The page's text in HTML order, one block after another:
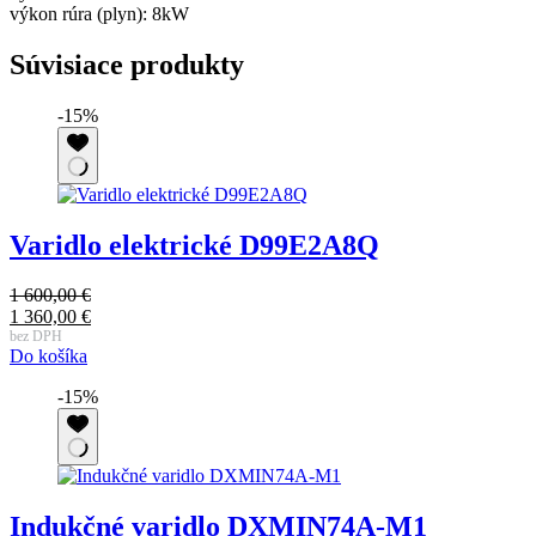
výkon rúra (plyn): 8kW
Súvisiace produkty
-15%
Varidlo elektrické D99E2A8Q
1 600,00€
Pôvodná
cena
bola:
600,00 €.
1 360,00 €
Aktuálna
cena
360,00 €.
bez DPH
Do košíka
-15%
Indukčné varidlo DXMIN74A-M1